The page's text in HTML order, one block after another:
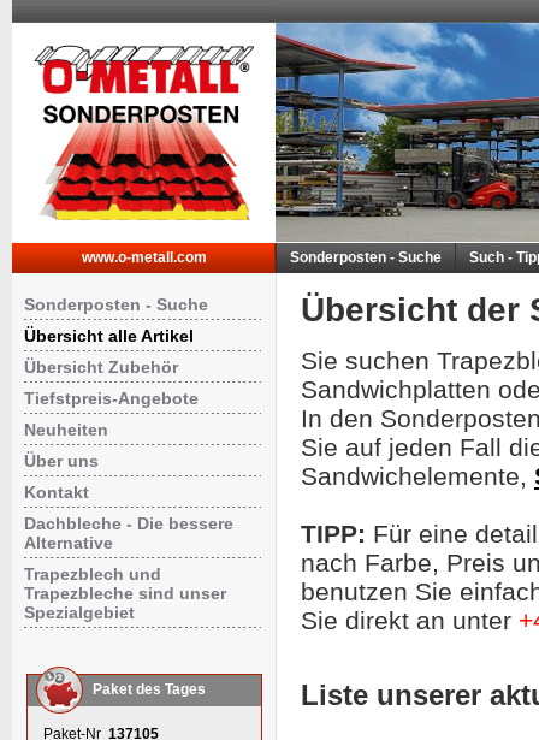
www.o-metall.com Sonderposten - Suche Such -
Sonderposten - Suche
Übersicht alle Artikel
Übersicht Zubehör
Tiefstpreis-Angebote
Neuheiten
Über uns
Kontakt
Dachbleche - Die bessere
Alternative
Trapezblech und
Trapezbleche sind unser
Spezialgebiet
Paket des Tages
Paket-Nr 137105
Übersicht der
Sie suchen
Sandwichplatten
In den
Sie auf jeden Fall
Sandwichelemente,
TIPP: Für eine
nach Farbe, Preis
benutzen Sie
Sie direkt an unter
Liste unserer